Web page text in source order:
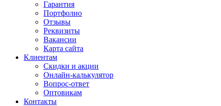
Гарантия
Портфолио
Отзывы
Реквизиты
Вакансии
Карта сайта
Клиентам
Скидки и акции
Онлайн-калькулятор
Вопрос-ответ
Оптовикам
Контакты